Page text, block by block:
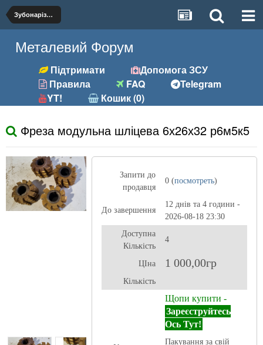
Зубонарізний
Металевий Форум
Підтримати
Допомога ЗСУ
Правила
FAQ
Telegram
YT!
Кошик (0)
Фреза модульна шліцева 6х26х32 р6м5к5
Запити до
продавця
0 (посмотреть)
До завершення
12 днів та 4 години -
2026-08-18 23:30
Доступна
Кількість
4
ЦІна 1 000,00гр
Кількість
Щопи купити -
Зареєструйтесь
Ось Тут!
Пакування за свій